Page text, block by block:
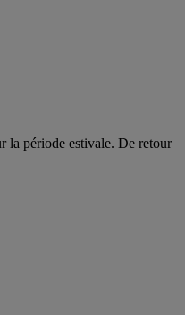
la période estivale. De retour